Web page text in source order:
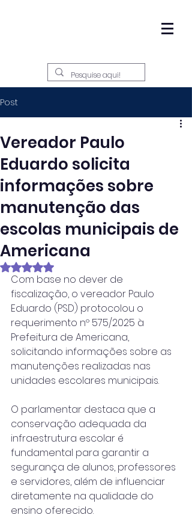
Post
Vereador Paulo
Eduardo solicita
informações sobre
manutenção das
escolas municipais de
Americana
Avaliado com NaN de 5 estrelas.
Com base no dever de
fiscalização, o vereador Paulo
Eduardo (PSD) protocolou o
requerimento nº 575/2025 à
Prefeitura de Americana,
solicitando informações sobre as
manutenções realizadas nas
unidades escolares municipais.
O parlamentar destaca que a
conservação adequada da
infraestrutura escolar é
fundamental para garantir a
segurança de alunos, professores
e servidores, além de influenciar
diretamente na qualidade do
ensino oferecido.